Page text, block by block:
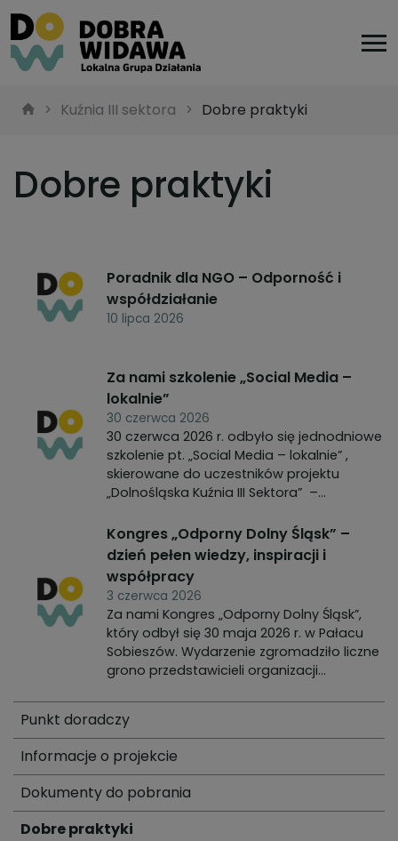
Kuźnia III sektora Dobre praktyki
Dobre praktyki
Poradnik dla NGO – Odporność i
współdziałanie
10 lipca 2026
Za nami szkolenie „Social Media –
lokalnie”
30 czerwca 2026
30 czerwca 2026 r. odbyło się jednodniowe
szkolenie pt. „Social Media – lokalnie” ,
skierowane do uczestników projektu
„Dolnośląska Kuźnia III Sektora” –
Kongres „Odporny Dolny Śląsk” –
dzień pełen wiedzy, inspiracji i
współpracy
3 czerwca 2026
Za nami Kongres „Odporny Dolny Śląsk”,
który odbył się 30 maja 2026 r. w Pałacu
Sobieszów. Wydarzenie zgromadziło liczne
grono przedstawicieli organizacji
praktyków zaangażowanych w rozwój
dolnośląskich obszarów wiejskich.
Punkt doradczy
Informacje o projekcie
Dokumenty do pobrania
Dobre praktyki